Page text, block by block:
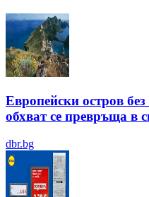
Европейски остров
обхват се превръща в
dbr.bg